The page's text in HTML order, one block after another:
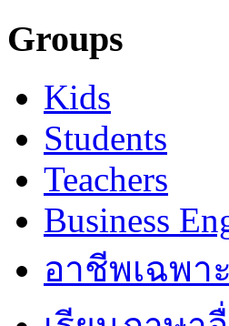
Groups
Kids
Students
Teachers
Business
อาชีพเฉพาะ